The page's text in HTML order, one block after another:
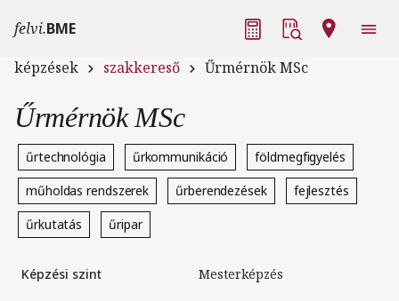
felvi.BME Fő navigáció
képzések szakkereső Űrmérnök MSc
Űrmérnök MSc
űrtechnológia űrkommunikáció
földmegfigyelés
műholdas rendszerek
űrberendezések
fejlesztés
űrkutatás
űripar
Képzési szint Mesterképzés